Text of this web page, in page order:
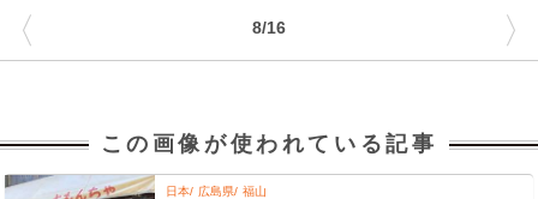
8/16
〈 〉
この画像が使われている記事
日本 広島県 福山